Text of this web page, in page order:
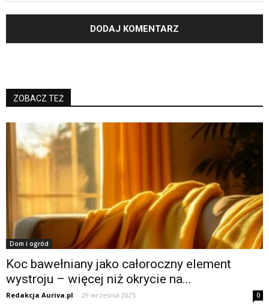
ZOBACZ TEŻ
Dom i ogród
Koc bawełniany jako całoroczny element
wystroju – więcej niż okrycie na...
Redakcja Auriva.pl - 29 września 2025 0